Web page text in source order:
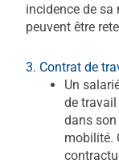
incidence de sa
peuvent être
3. Contrat de
Un
de travail
dans
mobilité.